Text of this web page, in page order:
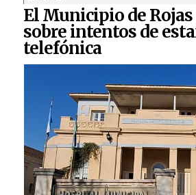
El Municipio de
sobre intentos de
telefónica